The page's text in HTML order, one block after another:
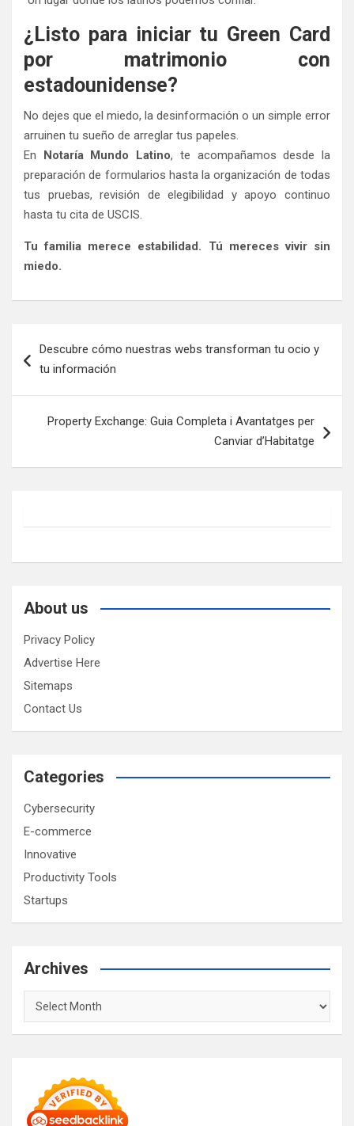
¿Listo para iniciar tu Green Card
por matrimonio con
estadounidense?
No dejes que el miedo, la desinformación o un simple error
arruinen tu sueño de arreglar tus papeles.
En Notaría Mundo Latino, te acompañamos desde la
preparación de formularios hasta la organización de todas
tus pruebas, revisión de elegibilidad y apoyo continuo
hasta tu cita de USCIS.
Tu familia merece estabilidad. Tú mereces vivir sin
miedo.
navigation
Descubre cómo nuestras webs transforman tu ocio y
tu información
Property Exchange: Guia Completa i Avantatges per
Canviar d’Habitatge
About us
Privacy Policy
Advertise Here
Sitemaps
Contact Us
Categories
Cybersecurity
E-commerce
Innovative
Productivity Tools
Startups
Archives
Archives